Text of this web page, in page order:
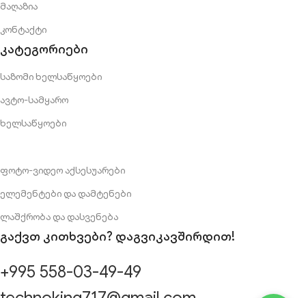
მაღაზია
კონტაქტი
კატეგორიები
საზომი ხელსაწყოები
ავტო-სამყარო
ხელსაწყოები
ფოტო-ვიდეო აქსესუარები
ელემენტები და დამტენები
ლაშქრობა და დასვენება
გაქვთ კითხვები? დაგვიკავშირდით!
+995 558-03-49-49